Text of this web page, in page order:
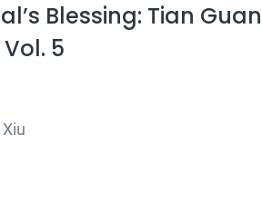
Blessing: Tian Guan
5